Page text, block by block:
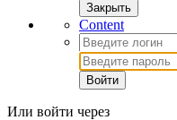
Закрыть
Content
Войти
Или войти через